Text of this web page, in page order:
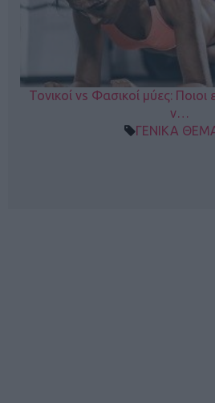
Τονικοί vs Φασικοί μύες: Ποιοι
ν…
ΓΕΝΙΚΑ